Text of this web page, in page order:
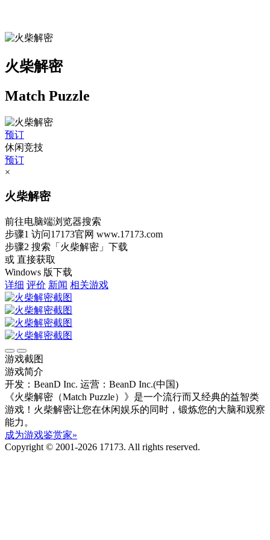
火柴解密
Match Puzzle
预订
休闲竞技
预订
×
火柴解密
前往电脑端浏览器搜索
步骤1 访问17173官网 www.17173.com
步骤2 搜索 「火柴解密」 下载
或 直接获取
Windows 版下载
详细 评价 新闻 相关游戏
游戏截图
游戏简介
开发：BeanD Inc. 运营：BeanD Inc.(中国)
《火柴解密（Match Puzzle）》是一个流行而又经典的益智类
游戏！火柴解密让您在休闲娱乐的同时，锻炼您的大脑和观察
能力。
成为游戏鉴赏家»
Copyright © 2001-2026 17173. All rights reserved.